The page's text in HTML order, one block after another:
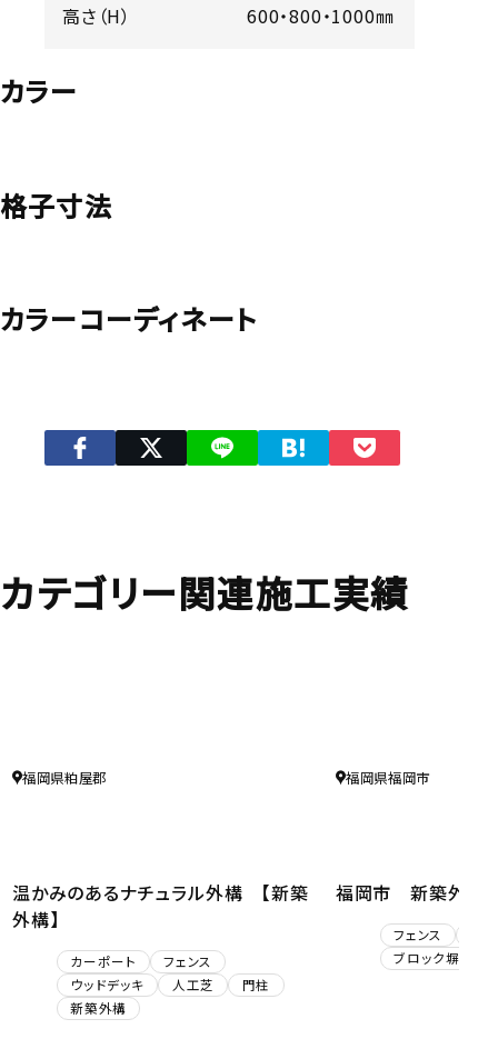
高さ（H） 600・800・1000㎜
カラー
格子寸法
カラーコーディネート
カテゴリー関連施工実績
福岡県粕屋郡
温かみのあるナチュラル外構 【新築
外構】
カーポート
フェンス
ウッドデッキ
人工芝
門柱
新築外構
福岡県福岡市
福岡市 新築外構
フェンス
ブロック塀